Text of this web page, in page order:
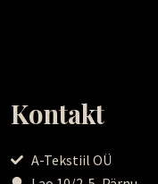
Kontakt
A-Tekstiil OÜ